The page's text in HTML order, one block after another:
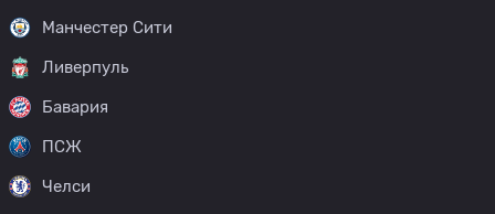
Манчестер Сити
Ливерпуль
Бавария
ПСЖ
Челси